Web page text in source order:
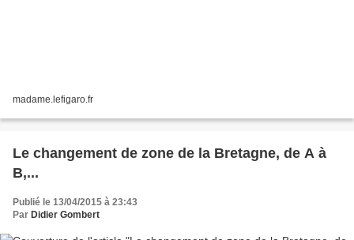
madame.lefigaro.fr
Le changement de zone de la Bretagne, de A à
B,...
Publié le 13/04/2015 à 23:43
Par Didier Gombert